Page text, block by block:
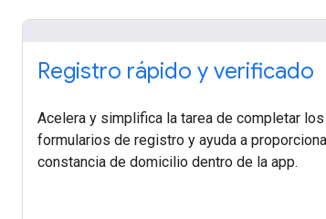
Registro rápido y verificado
Acelera y simplifica la tarea de completar los
formularios de registro y ayuda a
constancia de domicilio dentro de la app.